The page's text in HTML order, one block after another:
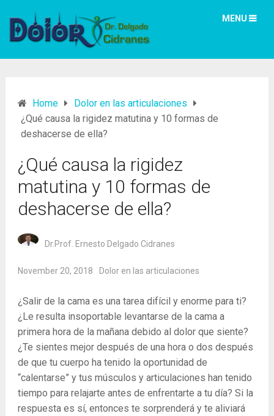
MENU
Home
Dolor en las articulaciones
¿Qué causa la rigidez matutina y 10 formas de
deshacerse de ella?
¿Qué causa la rigidez
matutina y 10 formas de
deshacerse de ella?
Dr.Prof. Ernesto Delgado Cidranes
November 20, 2018 Dolor en las articulaciones
¿Salir de la cama es una tarea difícil y enorme para ti?
¿Le resulta insoportable levantarse de la cama a
primera hora de la mañana debido al dolor que siente?
¿Te sientes mejor después de una hora o dos después
de que tu cuerpo ha tenido la oportunidad de
“calentarse” y tus músculos y articulaciones han tenido
tiempo para relajarte antes de enfrentarte a tu día? Si la
respuesta es sí, entonces te sorprenderá y te aliviará